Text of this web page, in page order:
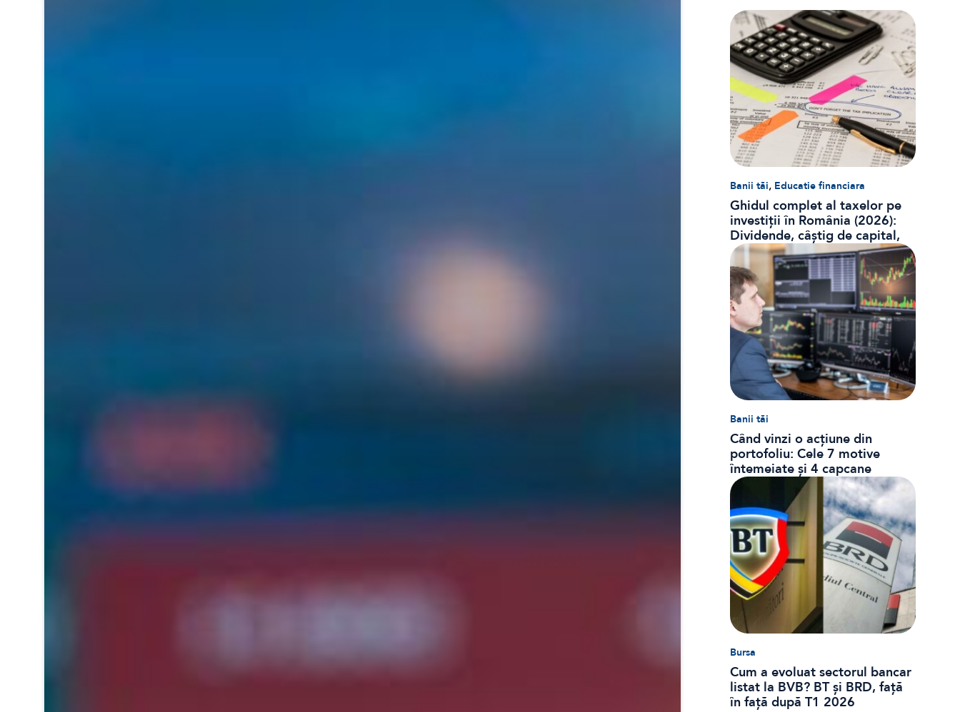
Banii tăi, Educatie financiara
Ghidul complet al taxelor pe
investiții în România (2026):
Dividende, câștig de capital,
dobânzi și CASS
Banii tăi
Când vinzi o acțiune din
portofoliu: Cele 7 motive
întemeiate și 4 capcane
emoționale (ghid 2026)
Bursa
Cum a evoluat sectorul bancar
listat la BVB? BT și BRD, față
în față după T1 2026